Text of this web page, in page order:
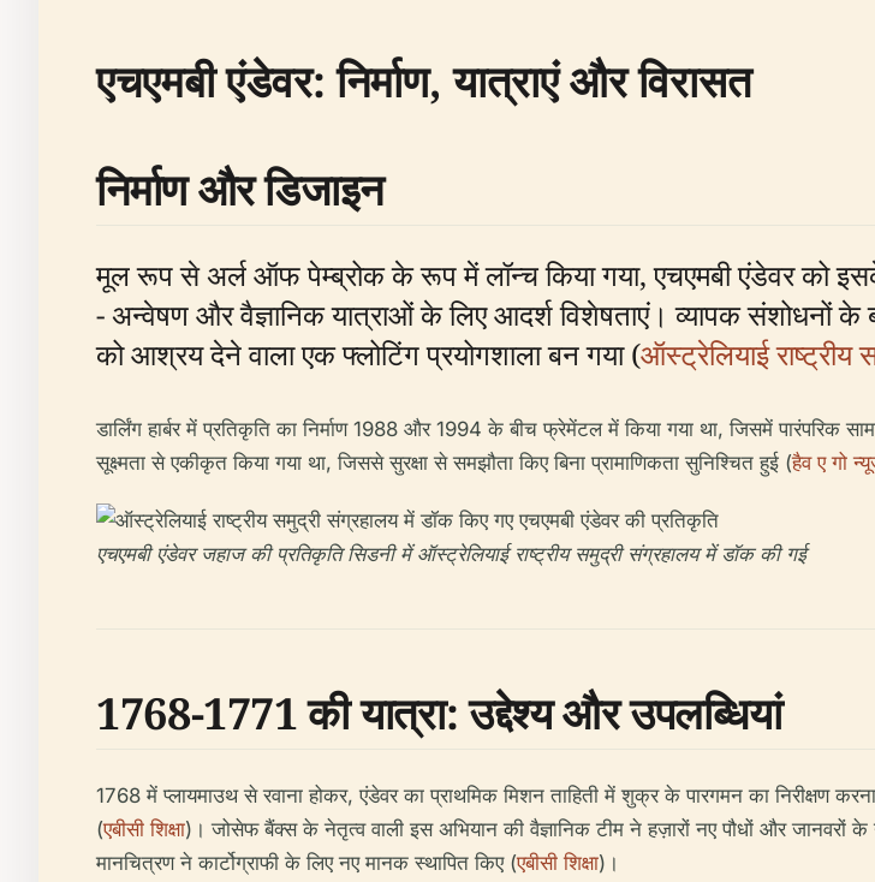
एचएमबी एंडेवर: निर्माण, यात्राएं और विरासत
निर्माण और डिजाइन
मूल रूप से अर्ल ऑफ पेम्ब्रोक के रूप में लॉन्च किया गया, एचएमबी एंडेवर को
- अन्वेषण और वैज्ञानिक यात्राओं के लिए आदर्श विशेषताएं। व्यापक संशोधनों
को आश्रय देने वाला एक फ्लोटिंग प्रयोगशाला बन गया (ऑस्ट्रेलियाई राष्ट्रीय
डार्लिंग हार्बर में प्रतिकृति का निर्माण 1988 और 1994 के बीच फ्रेमेंटल में किया गया था, जिसमें
सूक्ष्मता से एकीकृत किया गया था, जिससे सुरक्षा से समझौता किए बिना प्रामाणिकता सुनिश्चित हुई (हैव ए गो
एचएमबी एंडेवर जहाज की प्रतिकृति सिडनी में ऑस्ट्रेलियाई राष्ट्रीय समुद्री संग्रहालय में डॉक की गई
1768-1771 की यात्रा: उद्देश्य और उपलब्धियां
1768 में प्लायमाउथ से रवाना होकर, एंडेवर का प्राथमिक मिशन ताहिती में शुक्र के पारगमन का निरीक्षण
(एबीसी शिक्षा)। जोसेफ बैंक्स के नेतृत्व वाली इस अभियान की वैज्ञानिक टीम ने हज़ारों नए पौधों और
मानचित्रण ने कार्टोग्राफी के लिए नए मानक स्थापित किए (एबीसी शिक्षा)।